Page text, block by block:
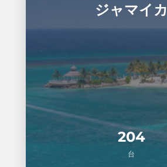
204
台
ジャマイカ